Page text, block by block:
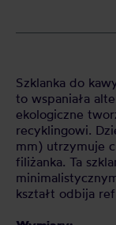
Szklanka do
to wspaniała
ekologiczne
recyklingowi.
mm) utrzymuje
filiżanka. Ta
kształt odbija